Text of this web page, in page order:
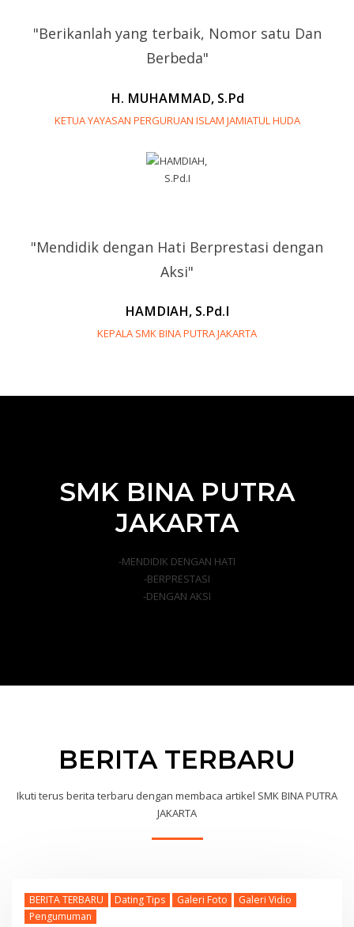
"Berikanlah yang terbaik, Nomor satu Dan
Berbeda"
H. MUHAMMAD, S.Pd
KETUA YAYASAN PERGURUAN ISLAM JAMIATUL HUDA
"Mendidik dengan Hati Berprestasi dengan
Aksi"
HAMDIAH, S.Pd.I
KEPALA SMK BINA PUTRA JAKARTA
SMK BINA PUTRA
JAKARTA
-MENDIDIK DENGAN HATI
-BERPRESTASI
-DENGAN AKSI
BERITA TERBARU
Ikuti terus berita terbaru dengan membaca artikel SMK BINA PUTRA
JAKARTA
BERITA TERBARU Dating Tips Galeri Foto
Galeri Vidio
Pengumuman